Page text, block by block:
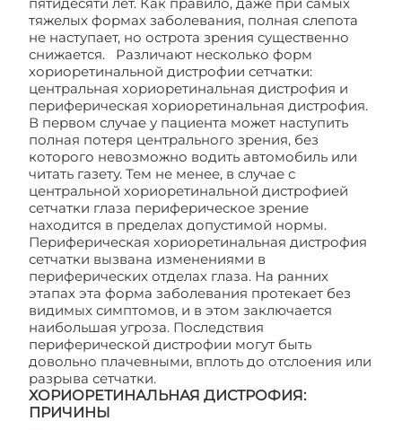
тяжелых формах заболевания, полная слепота
не наступает, но острота зрения существенно
снижается. Различают несколько форм
хориоретинальной дистрофии сетчатки:
центральная хориоретинальная дистрофия и
периферическая хориоретинальная дистрофия.
В первом случае у пациента может наступить
полная потеря центрального зрения, без
которого невозможно водить автомобиль или
читать газету. Тем не менее, в случае с
центральной хориоретинальной дистрофией
сетчатки глаза периферическое зрение
находится в пределах допустимой нормы.
Периферическая хориоретинальная дистрофия
сетчатки вызвана изменениями в
периферических отделах глаза. На ранних
этапах эта форма заболевания протекает без
видимых симптомов, и в этом заключается
наибольшая угроза. Последствия
периферической дистрофии могут быть
довольно плачевными, вплоть до отслоения или
разрыва сетчатки.
ХОРИОРЕТИНАЛЬНАЯ ДИСТРОФИЯ:
ПРИЧИНЫ